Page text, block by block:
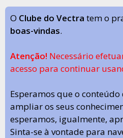
O Clube do Vectra tem o
boas-vindas.
Atenção! Necessário
acesso para continuar
Esperamos que o
ampliar os seus
esperamos, igualmente,
Sinta-se à vontade para